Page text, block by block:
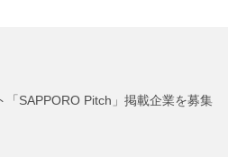
SAPPORO Pitch」掲載企業を募集